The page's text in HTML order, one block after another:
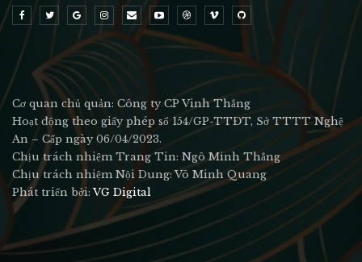
Cơ quan chủ quản: Công ty CP Vinh Thắng
Hoạt động theo giấy phép số 154/GP-TTĐT, Sở TTTT Nghệ
An – Cấp ngày 06/04/2023.
Chịu trách nhiệm Trang Tin: Ngô Minh Thắng
Chịu trách nhiệm Nội Dung: Võ Minh Quang
Phát triển bởi:VG Digital